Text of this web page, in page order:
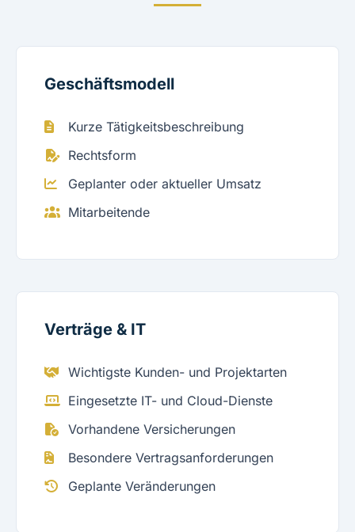
Geschäftsmodell
Kurze Tätigkeitsbeschreibung
Rechtsform
Geplanter oder aktueller Umsatz
Mitarbeitende
Verträge & IT
Wichtigste Kunden- und Projektarten
Eingesetzte IT- und Cloud-Dienste
Vorhandene Versicherungen
Besondere Vertragsanforderungen
Geplante Veränderungen